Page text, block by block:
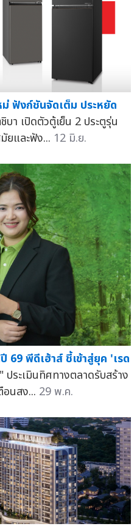
ม่ ฟังก์ชันจัดเต็ม ประหยัด
า เปิดตัวตู้เย็น 2 ประตูรุ่น
ยและฟัง... 12 มิ.ย.
69 พีดีเฮ้าส์ ชี้เข้าสู่ยุค 'เรด
ระเมินทิศทางตลาดรับสร้าง
นสง... 29 พ.ค.